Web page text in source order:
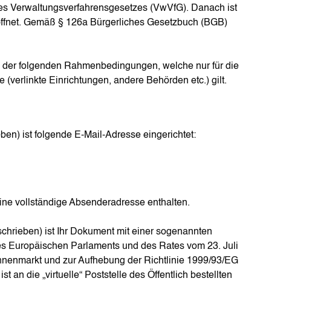
Verwaltungsverfahrensgesetzes (VwVfG). Danach ist
Gemäß § 126a Bürgerliches Gesetzbuch (BGB)
folgenden Rahmenbedingungen, welche nur für die
(verlinkte Einrichtungen, andere Behörden etc.) gilt.
ist folgende E-Mail-Adresse eingerichtet:
vollständige Absenderadresse enthalten.
ist Ihr Dokument mit einer sogenannten
Europäischen Parlaments und des Rates vom 23. Juli
und zur Aufhebung der Richtlinie 1999/93/EG
an die „virtuelle“ Poststelle des Öffentlich bestellten